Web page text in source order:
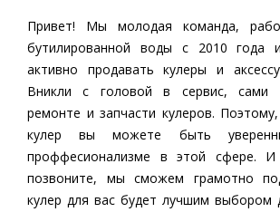
Привет! Мы молодая команда,
бутилированной воды c 2010 года
активно продавать кулеры и
Вникли с головой в сервис, сами
ремонте и запчасти кулеров.
кулер вы можете быть
проффесионализме в этой сфере.
позвоните, мы сможем грамотно
кулер для вас будет лучшим выбором